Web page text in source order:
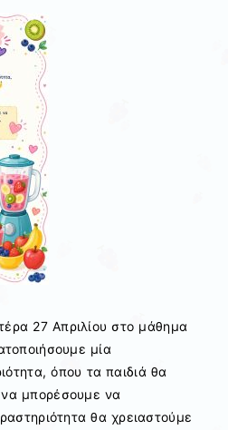
27 Απριλίου στο μάθημα
μία
όπου τα παιδιά θα
να μπορέσουμε να
θα χρειαστούμε